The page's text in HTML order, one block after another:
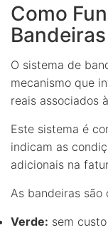
Como
O sistema de
mecanismo que
reais associados
Este sistema é
indicam as
adicionais na
As bandeiras são
Verde: sem